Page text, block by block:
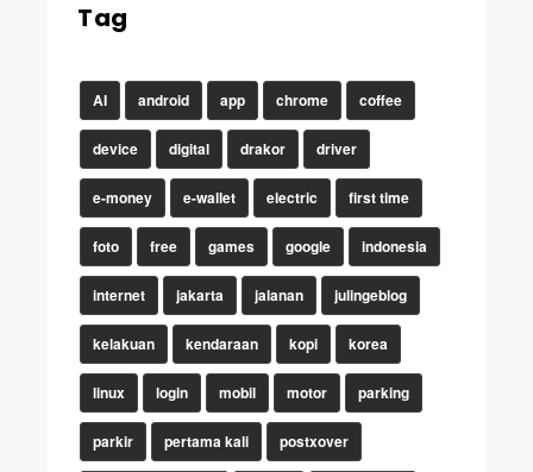
Tag
AI android app chrome coffee
device digital drakor driver
e-money e-wallet electric first time
foto free games google indonesia
internet jakarta jalanan julingeblog
kelakuan kendaraan kopi korea
linux login mobil motor parking
parkir pertama kali postxover